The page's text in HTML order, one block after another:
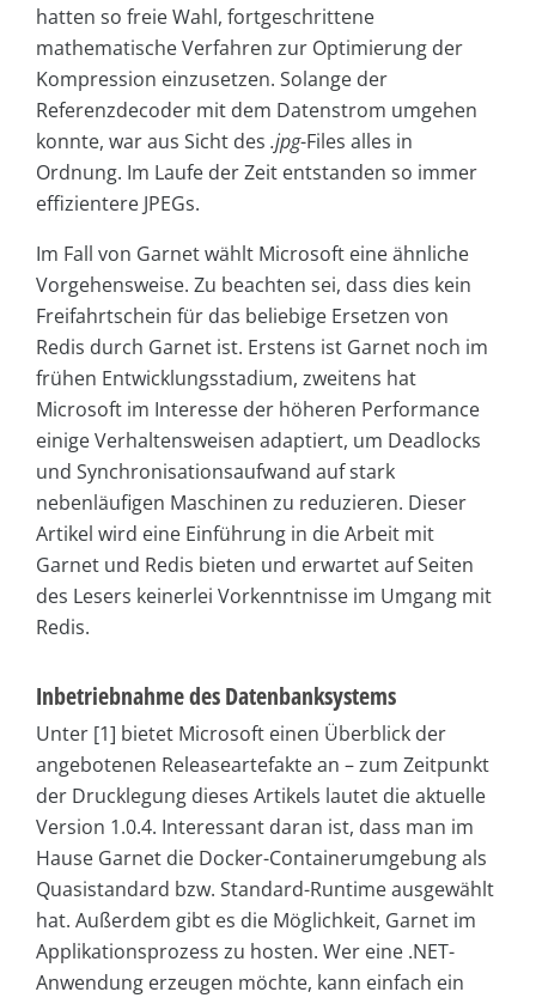
hatten so freie Wahl, fortgeschrittene
mathematische Verfahren zur Optimierung der
Kompression einzusetzen. Solange der
Referenzdecoder mit dem Datenstrom umgehen
konnte, war aus Sicht des .jpg-Files alles in
Ordnung. Im Laufe der Zeit entstanden so immer
effizientere JPEGs.
Im Fall von Garnet wählt Microsoft eine ähnliche
Vorgehensweise. Zu beachten sei, dass dies kein
Freifahrtschein für das beliebige Ersetzen von
Redis durch Garnet ist. Erstens ist Garnet noch im
frühen Entwicklungsstadium, zweitens hat
Microsoft im Interesse der höheren Performance
einige Verhaltensweisen adaptiert, um Deadlocks
und Synchronisationsaufwand auf stark
nebenläufigen Maschinen zu reduzieren. Dieser
Artikel wird eine Einführung in die Arbeit mit
Garnet und Redis bieten und erwartet auf Seiten
des Lesers keinerlei Vorkenntnisse im Umgang mit
Redis.
Inbetriebnahme des Datenbanksystems
Unter [1] bietet Microsoft einen Überblick der
angebotenen Releaseartefakte an – zum Zeitpunkt
der Drucklegung dieses Artikels lautet die aktuelle
Version 1.0.4. Interessant daran ist, dass man im
Hause Garnet die Docker-Containerumgebung als
Quasistandard bzw. Standard-Runtime ausgewählt
hat. Außerdem gibt es die Möglichkeit, Garnet im
Applikationsprozess zu hosten. Wer eine .NET-
Anwendung erzeugen möchte, kann einfach ein